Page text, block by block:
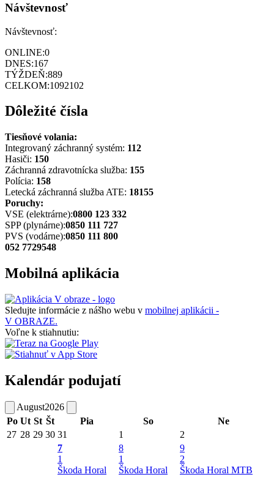
Návštevnosť
Návštevnosť:
ONLINE:0
DNES:167
TÝŽDEŇ:889
CELKOM:1092102
Dôležité čísla
Tiesňové volania:
Integrovaný záchranný systém: 112
Hasiči: 150
Záchranná zdravotnícka služba: 155
Polícia: 158
Letecká záchranná služba ATE: 18155
Poruchy:
VSE (elektrárne):0800 123 332
SPP (plynárne):0850 111 727
PVS (vodárne):0850 111 800
052 7729548
Mobilná aplikácia
Sledujte informácie z nášho webu v mobilnej aplikácii -
V OBRAZE.
Voľne k stiahnutiu:
Kalendár podujatí
August2026
Po Ut St Št Pia So
Ne
27 28 29 30 31 1 2
7
1
Škoda Horal
8
1
Škoda Horal
9
2
Škoda Horal MTB